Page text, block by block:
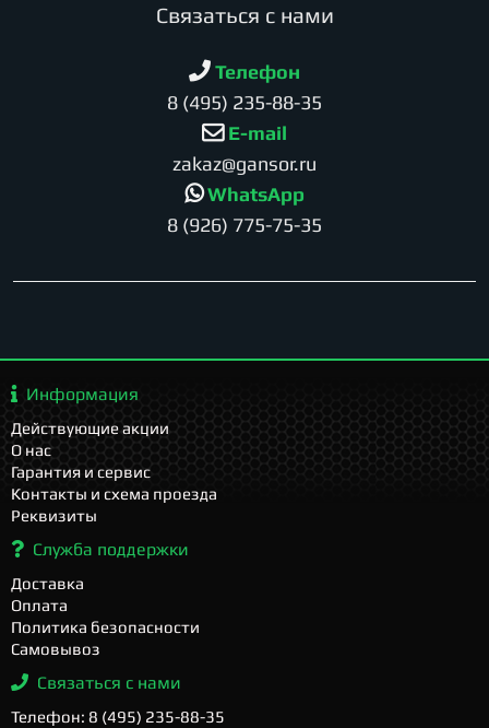
Cвязаться с нами
Телефон
8 (495) 235-88-35
E-mail
zakaz@gansor.ru
WhatsApp
8 (926) 775-75-35
Информация
Действующие акции
О нас
Гарантия и сервис
Контакты и схема проезда
Реквизиты
Служба поддержки
Доставка
Оплата
Политика безопасности
Самовывоз
Связаться с нами
Телефон: 8 (495) 235-88-35